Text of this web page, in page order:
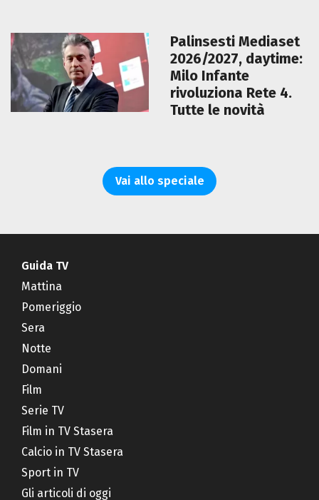
Palinsesti Mediaset
2026/2027, daytime:
Milo Infante
rivoluziona Rete 4.
Tutte le novità
Vai allo speciale
Guida TV
Mattina
Pomeriggio
Sera
Notte
Domani
Film
Serie TV
Film in TV Stasera
Calcio in TV Stasera
Sport in TV
Gli articoli di oggi